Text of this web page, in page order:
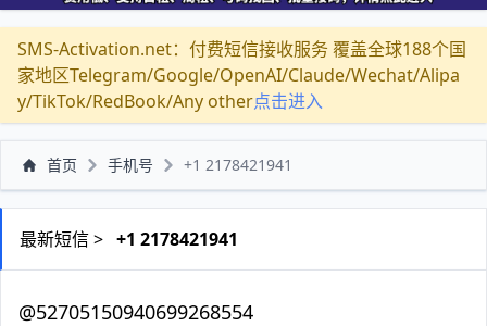
SMS-Activation.net：付费短信接收服务 覆盖全球188个国
家地区Telegram/Google/OpenAI/Claude/Wechat/Alipa
y/TikTok/RedBook/Any other点击进入
首页 手机号 +1 2178421941
最新短信 > +1 2178421941
@52705150940699268554